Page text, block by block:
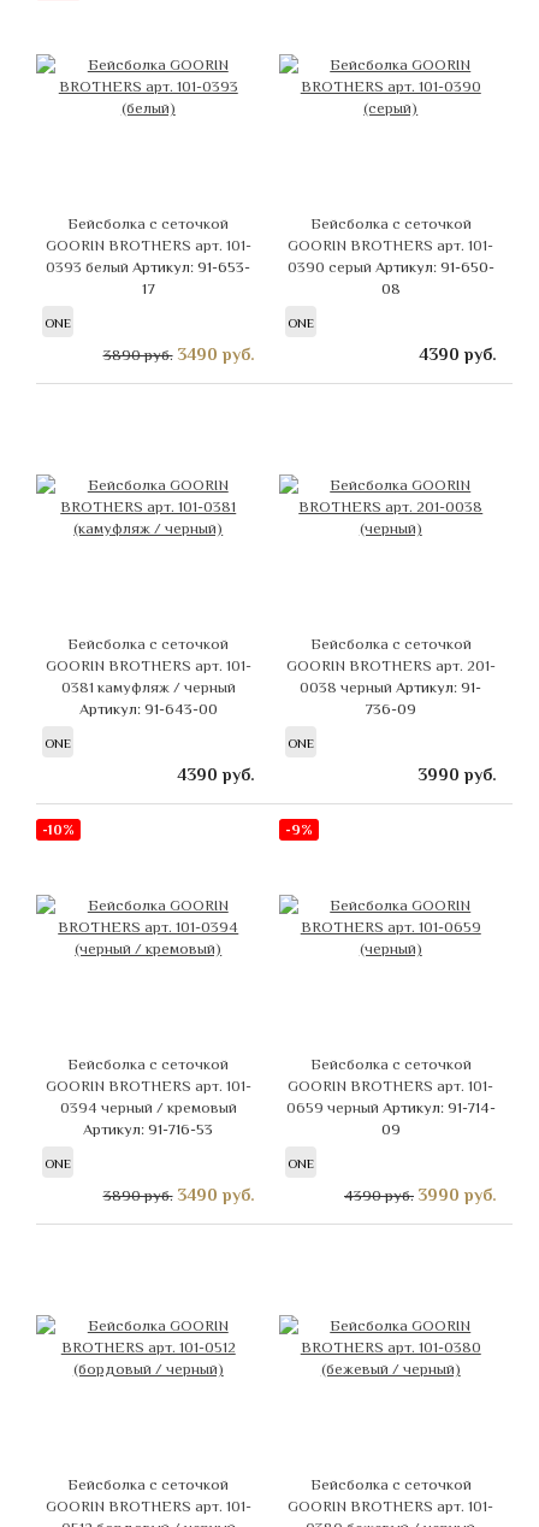
Бейсболка с сеточкой
GOORIN BROTHERS арт. 101-
0393 белыйАртикул: 91-653-
17
ONE
3890 руб. 3490 руб.
Бейсболка с сеточкой
GOORIN BROTHERS арт. 101-
0390 серый Артикул: 91-650-
08
ONE
4390 руб.
Бейсболка с сеточкой
GOORIN BROTHERS арт. 101-
0381 камуфляж / черный
Артикул: 91-643-00
ONE
4390 руб.
Бейсболка с сеточкой
GOORIN BROTHERS арт. 201-
0038 черныйАртикул: 91-
736-09
ONE
3990 руб.
-10%
Бейсболка с сеточкой
GOORIN BROTHERS арт. 101-
0394 черный / кремовый
Артикул: 91-716-53
ONE
3890 руб. 3490 руб.
-9%
Бейсболка с сеточкой
GOORIN BROTHERS арт. 101-
0659 черный Артикул: 91-714-
09
ONE
4390 руб. 3990 руб.
Бейсболка с сеточкой
GOORIN BROTHERS арт. 101-
Бейсболка с сеточкой
GOORIN BROTHERS арт. 101-